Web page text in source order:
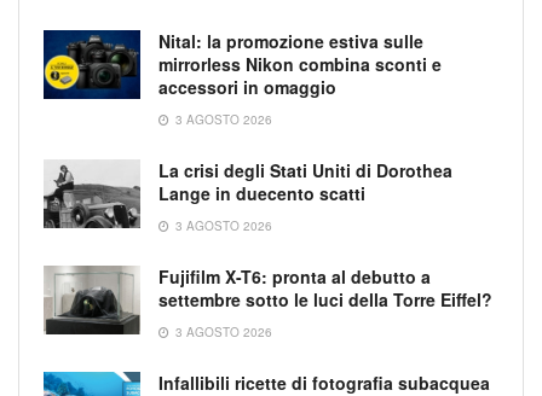
Nital: la promozione estiva sulle
mirrorless Nikon combina sconti e
accessori in omaggio
3 AGOSTO 2026
La crisi degli Stati Uniti di Dorothea
Lange in duecento scatti
3 AGOSTO 2026
Fujifilm X-T6: pronta al debutto a
settembre sotto le luci della Torre Eiffel?
3 AGOSTO 2026
Infallibili ricette di fotografia subacquea